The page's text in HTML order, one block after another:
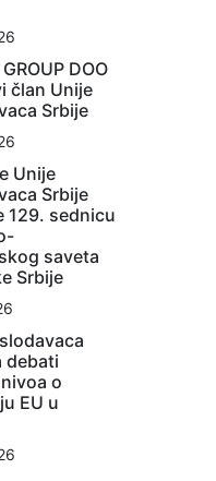
DOO
član Unije
Srbije
Unije
Srbije
129. sednicu
saveta
Srbije
debati
o
EU u